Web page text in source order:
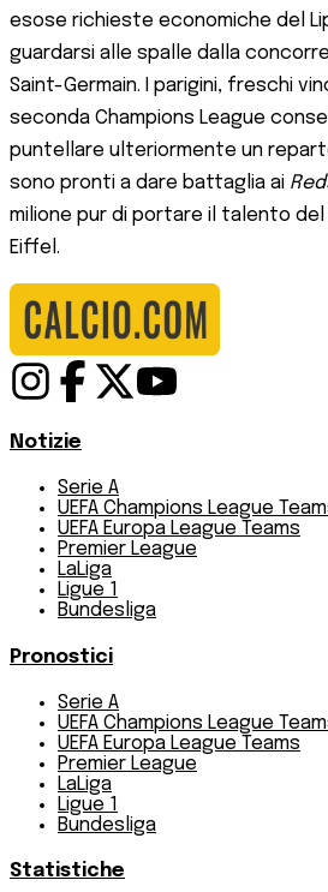
esose richieste economiche del
guardarsi alle spalle dalla
Saint-Germain. I parigini, freschi
seconda Champions League
puntellare ulteriormente un
sono pronti a dare battaglia ai
milione pur di portare il talento
Eiffel.
Notizie
Serie A
UEFA Champions League
UEFA Europa League Teams
Premier League
LaLiga
Ligue 1
Bundesliga
Pronostici
Serie A
UEFA Champions League
UEFA Europa League Teams
Premier League
LaLiga
Ligue 1
Bundesliga
Statistiche